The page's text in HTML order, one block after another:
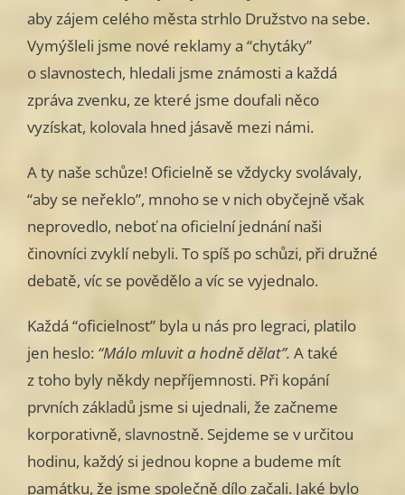
aby zájem celého města strhlo Družstvo na sebe.
Vymýšleli jsme nové reklamy a “chytáky”
o slavnostech, hledali jsme známosti a každá
zpráva zvenku, ze které jsme doufali něco
vyzískat, kolovala hned jásavě mezi námi.
A ty naše schůze! Oficielně se vždycky svolávaly,
“aby se neřeklo”, mnoho se v nich obyčejně však
neprovedlo, neboť na oficielní jednání naši
činovníci zvyklí nebyli. To spíš po schůzi, při družné
debatě, víc se povědělo a víc se vyjednalo.
Každá “oficielnost” byla u nás pro legraci, platilo
jen heslo: “Málo mluvit a hodně dělat”. A také
z toho byly někdy nepříjemnosti. Při kopání
prvních základů jsme si ujednali, že začneme
korporativně, slavnostně. Sejdeme se v určitou
hodinu, každý si jednou kopne a budeme mít
památku, že jsme společně dílo začali. Jaké bylo